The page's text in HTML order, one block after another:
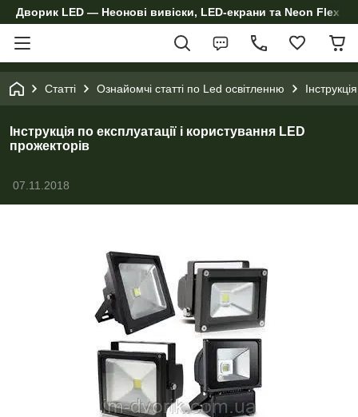
Дворик LED — Неонові вивіски, LED-екрани та Neon Flex
Статті Ознайомчі статті по Led освітленню
Інструкція по експлуатації і користування LED
прожекторів
07.11.2018